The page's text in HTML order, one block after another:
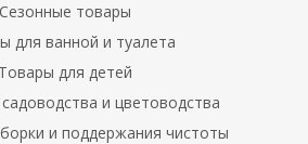
Сезонные товары
для ванной и туалета
Товары для детей
и цветоводства
и поддержания чистоты